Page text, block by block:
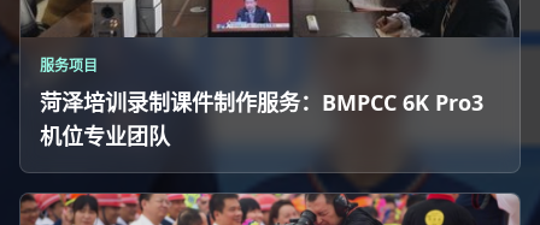
服务项目
菏泽培训录制课件制作服务：BMPCC 6K Pro3
机位专业团队